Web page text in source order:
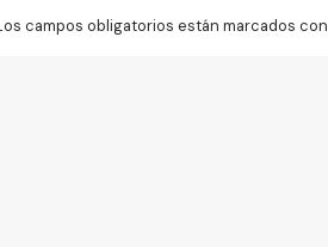
campos obligatorios están marcados con